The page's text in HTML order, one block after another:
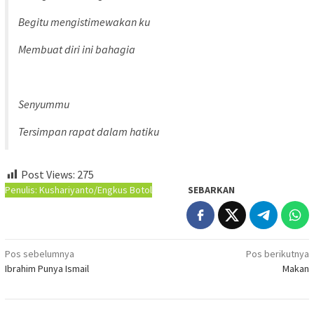
Begitu mengistimewakan ku
Membuat diri ini bahagia
Senyummu
Tersimpan rapat dalam hatiku
Post Views: 275
Penulis: Kushariyanto/Engkus Botol SEBARKAN
Navigasi
pos
Pos sebelumnya
Ibrahim Punya Ismail
Pos berikutnya
Makan